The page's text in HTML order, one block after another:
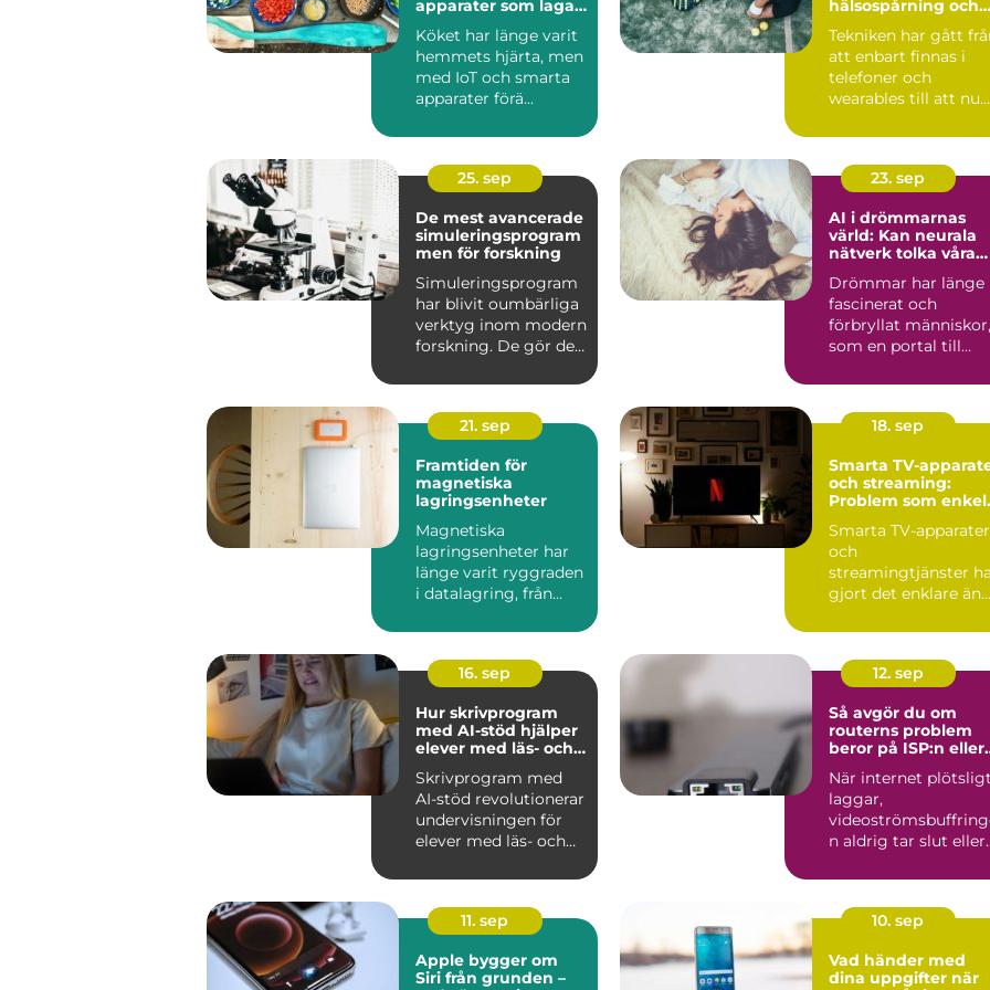
apparater som lagar
Köket har länge varit
hemmets hjärta, men
med IoT och smarta
apparater förä...
hälsospårning och
Tekniken har gått
att enbart finnas i
telefoner och
wearables till att nu
25. sep
De mest avancerade
simuleringsprogram
men för forskning
Simuleringsprogram
har blivit oumbärliga
verktyg inom modern
forskning. De gör det
23. sep
AI i drömmarnas
värld: Kan neurala
nätverk tolka våra
Drömmar har länge
fascinerat och
förbryllat människor,
som en portal till
21. sep
Framtiden för
magnetiska
lagringsenheter
Magnetiska
lagringsenheter har
länge varit ryggraden
i datalagring, från
18. sep
Smarta TV-
och streaming:
Problem som
Smarta TV-apparater
och
streamingtjänster
gjort det enklare än
16. sep
Hur skrivprogram
med AI-stöd hjälper
elever med läs- och
Skrivprogram med
AI-stöd revolutionerar
undervisningen för
elever med läs- och
12. sep
Så avgör du om
routerns problem
beror på ISP:n eller
När internet plötsligt
laggar,
n aldrig tar slut eller
11. sep
Apple bygger om
Siri från grunden –
10. sep
Vad händer med
dina uppgifter när